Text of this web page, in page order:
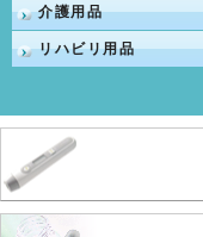
介護用品
リハビリ用品